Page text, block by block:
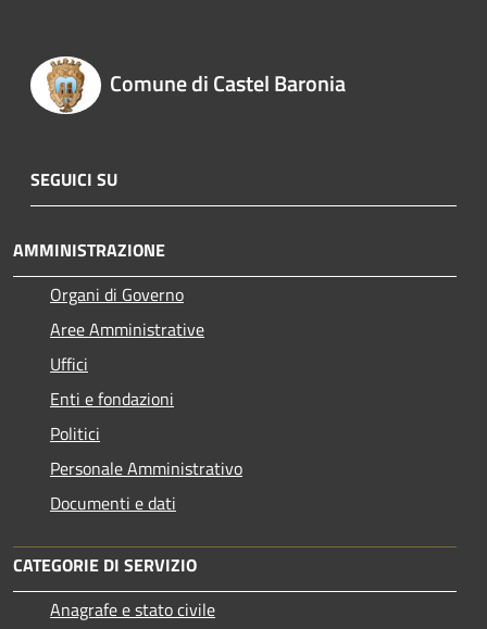
Comune di Castel Baronia
SEGUICI SU
AMMINISTRAZIONE
Organi di Governo
Aree Amministrative
Uffici
Enti e fondazioni
Politici
Personale Amministrativo
Documenti e dati
CATEGORIE DI SERVIZIO
Anagrafe e stato civile